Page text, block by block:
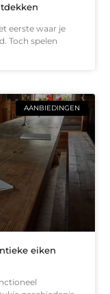
eerste waar je
Toch spelen
AANBIEDINGEN
eiken